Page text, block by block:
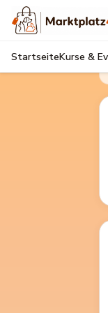
StartseiteKurse &